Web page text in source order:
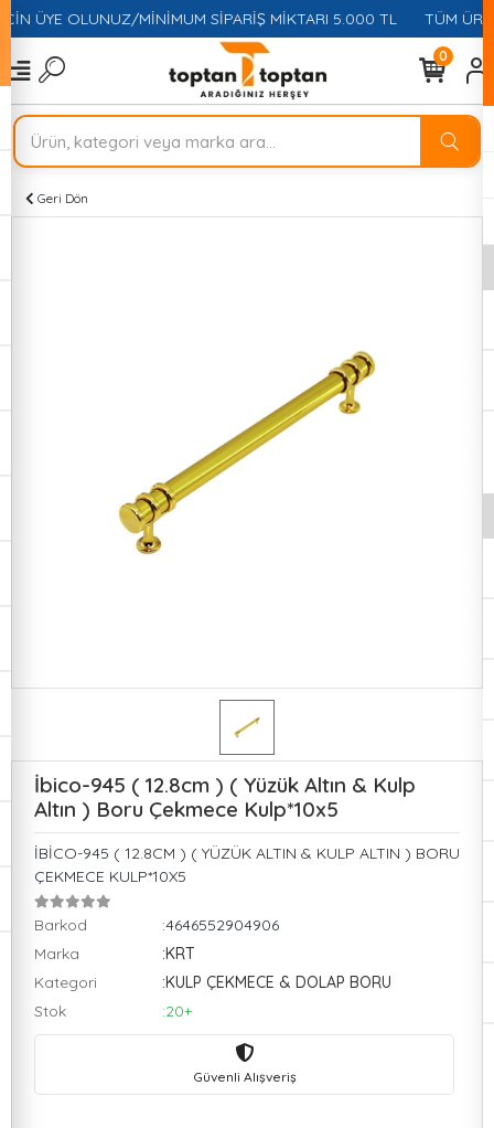
ÜYE OLUNUZ/MİNİMUM SİPARİŞ MİKTARI 5.000 TL TÜM
0
Geri Dön
İbico-945 ( 12.8cm ) ( Yüzük Altın & Kulp
Altın ) Boru Çekmece Kulp*10x5
İBİCO-945 ( 12.8CM ) ( YÜZÜK ALTIN & KULP ALTIN ) BORU
ÇEKMECE KULP*10X5
Barkod
:4646552904906
Marka
:KRT
Kategori
:KULP ÇEKMECE & DOLAP BORU
Stok
:20+
Güvenli Alışveriş